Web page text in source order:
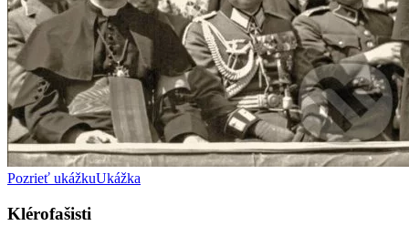
Pozrieť ukážkuUkážka
Klérofašisti